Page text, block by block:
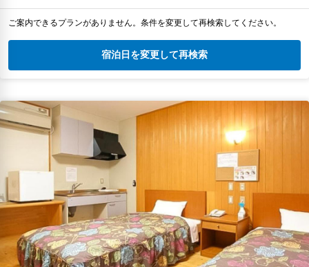
ご案内できるプランがありません。条件を変更して再検索してください。
宿泊日を変更して再検索